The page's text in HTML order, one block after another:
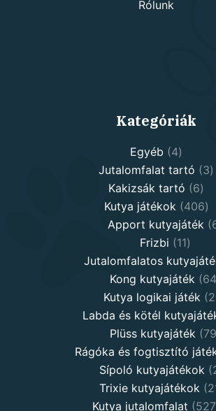
Rólunk
Kategóriák
Egyéb 44
Jutalomfalat tartó 33
Kakizsák tartó 66
Kutya játékok 406
Apport kutyajáték
Frizbi 1111
Jutalomfalatos
Kong kutyajáték 64
Kutya logikai játék
Labda és kötél
Plüss kutyajáték 79
Rágóka és fogtisztító
Sípoló kutyajátékok
Trixie kutyajátékok
Kutya jutalomfalat 527